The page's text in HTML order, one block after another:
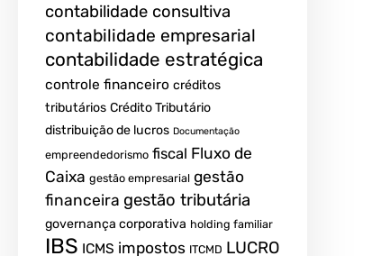
contabilidade consultiva
contabilidade empresarial
contabilidade estratégica
controle financeiro créditos
tributários Crédito Tributário
distribuição de lucros Documentação
empreendedorismo fiscal Fluxo de
Caixa gestão empresarial gestão
financeira gestão tributária
governança corporativa holding familiar
IBS ICMS impostos ITCMD LUCRO